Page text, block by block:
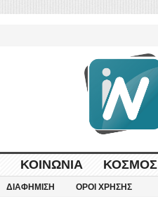
ΚΟΙΝΩΝΊΑ ΚΌΣΜΟΣ
ΔΙΑΦΉΜΙΣΗ ΌΡΟΙ ΧΡΉΣΗΣ